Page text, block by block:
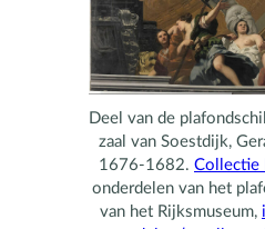
Deel van de
zaal van Soestdijk,
1676-1682. Collectie
onderdelen van het
van het Rijksmuseum,